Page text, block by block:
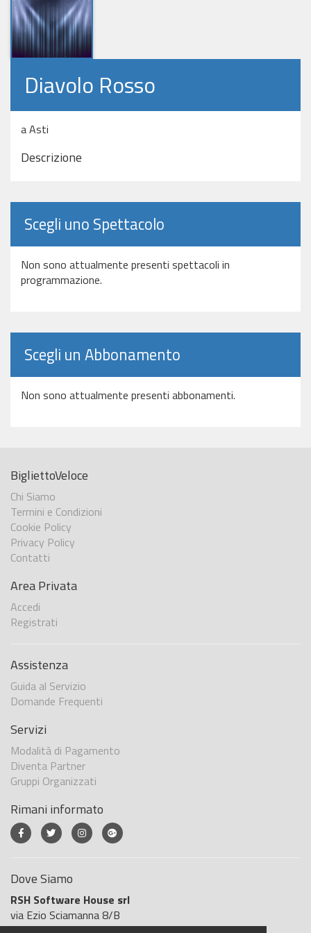
Diavolo Rosso
a Asti
Descrizione
Scegli uno Spettacolo
Non sono attualmente presenti spettacoli in
programmazione.
Scegli un Abbonamento
Non sono attualmente presenti abbonamenti.
BigliettoVeloce
Chi Siamo
Termini e Condizioni
Cookie Policy
Privacy Policy
Contatti
Area Privata
Accedi
Registrati
Assistenza
Guida al Servizio
Domande Frequenti
Servizi
Modalità di Pagamento
Diventa Partner
Gruppi Organizzati
Rimani informato
Dove Siamo
RSH Software House srl
via Ezio Sciamanna 8/B